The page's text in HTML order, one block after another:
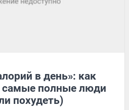
в день»: как
самые полные люди
похудеть)